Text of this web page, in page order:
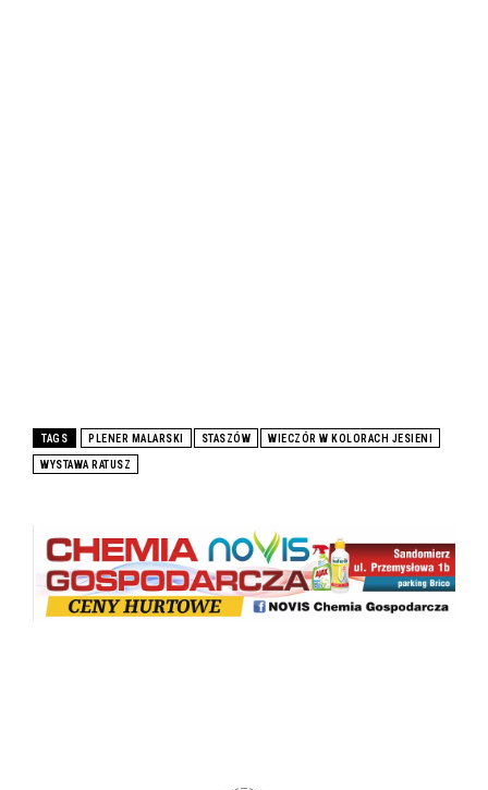
TAGS PLENER MALARSKI STASZÓW WIECZÓR W KOLORACH JESIENI
WYSTAWA RATUSZ